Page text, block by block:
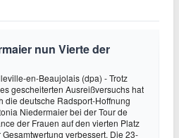
nun Vierte der
en-Beaujolais (dpa) - Trotz
gescheiterten Ausreißversuchs hat
die deutsche Radsport-Hoffnung
Niedermaier bei der Tour de
der Frauen auf den vierten Platz
Gesamtwertung verbessert. Die 23-